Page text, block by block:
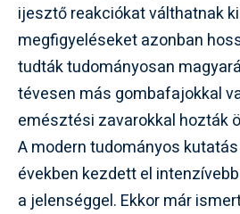
ijesztő reakciókat válthatnak
megfigyeléseket azonban
tudták tudományosan
tévesen más gombafajokkal
emésztési zavarokkal hozták
A modern tudományos
években kezdett el
a jelenséggel. Ekkor már